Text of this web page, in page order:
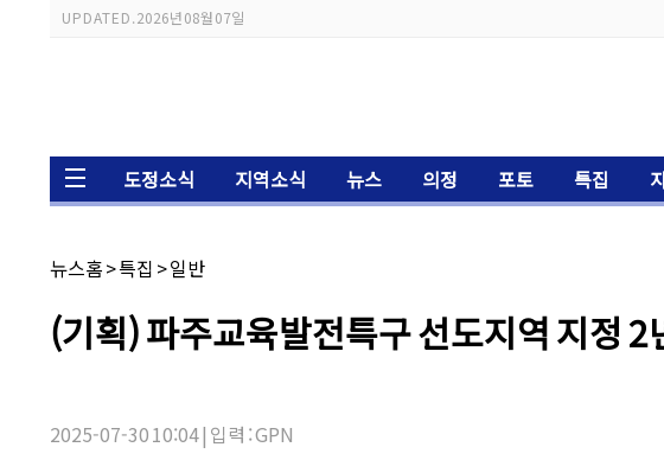
UPDATED.2026년 08월 07일
도정소식 지역소식 뉴스 의정 포토 특집
채
널
뉴스홈>특집 >일반
기
사
제
(기획) 파주교육발전특구 선도지역 지정 2
2025-07-30 10:04 | 입력 : GPN